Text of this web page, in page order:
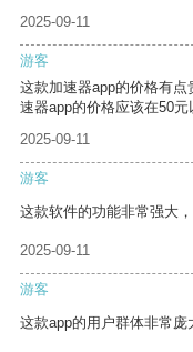
2025-09-11
游客
这款加速器app的价格有
速器app的价格应该在50元
2025-09-11
游客
这款软件的功能非常强大
2025-09-11
游客
这款app的用户群体非常庞